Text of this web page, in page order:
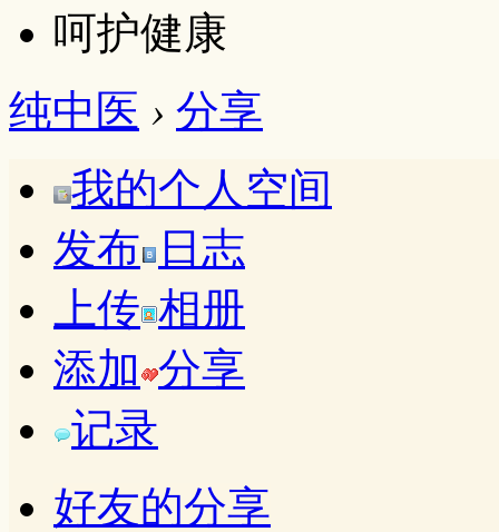
呵护健康
纯中医 › 分享
我的个人空间
发布
日志
上传 相册
添加 分享
记录
好友的分享